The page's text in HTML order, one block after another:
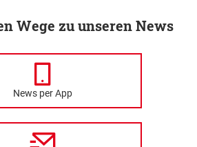
Wege zu unseren News
News per App